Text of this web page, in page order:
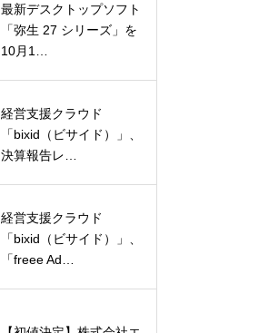
最新デスクトップソフト
「弥生 27 シリーズ」を
10月1…
経営支援クラウド
「bixid（ビサイド）」、
決算報告レ…
経営支援クラウド
「bixid（ビサイド）」、
「freee Ad…